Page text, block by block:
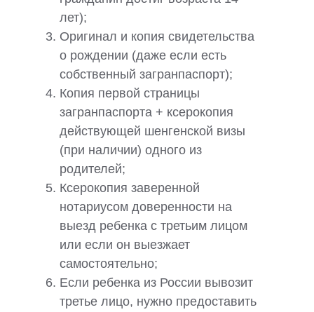
лет);
Оригинал и копия свидетельства
о рождении (даже если есть
собственный загранпаспорт);
Копия первой страницы
загранпаспорта + ксерокопия
действующей шенгенской визы
(при наличии) одного из
родителей;
Ксерокопия заверенной
нотариусом доверенности на
выезд ребенка с третьим лицом
или если он выезжает
самостоятельно;
Если ребенка из России вывозит
третье лицо, нужно предоставить